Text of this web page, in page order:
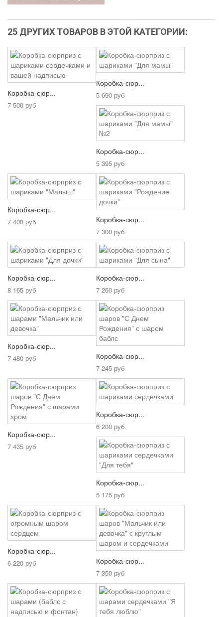
25 ДРУГИХ ТОВАРОВ В ЭТОЙ КАТЕГОРИИ:
Коробка-сюр...
7 500 руб
Коробка-сюр...
5 690 руб
Коробка-сюр...
5 395 руб
Коробка-сюр...
7 400 руб Коробка-сюр...
7 300 руб
Коробка-сюр...
8 165 руб
Коробка-сюр...
7 260 руб
Коробка-сюр...
7 480 руб Коробка-сюр...
7 245 руб
Коробка-сюр...
7 435 руб
Коробка-сюр...
6 200 руб
Коробка-сюр...
5 175 руб
Коробка-сюр...
6 220 руб Коробка-сюр...
7 350 руб